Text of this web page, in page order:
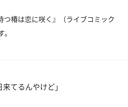
椿は恋に咲く』（ライブコミック
てるんやけど」